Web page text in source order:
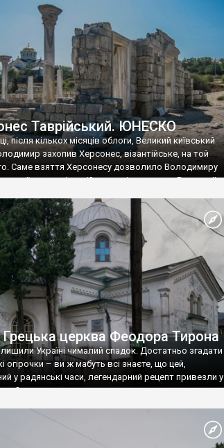
доби. Раритети викрадені з фондів об’єкту
спадщини ЮНЕСКО «Херсонеса Таврійського».
– на виставку «Золото Візантії», але експерти та
Україні вважають це лише […]
Таврійський. ЮНЕСКО
після кількох місяців облоги, Великий київський
захопив Херсонес, візантійське, на той
Саме взяття Херсонесу дозволило Володимиру
свої умови візантійському імператору Василю ІІ,
Володимир-язичник, став Василем-
А потім було Хрещення Русі. На честь
Таврійського названо місто […]
Грецька церква Феодора Тирона
Україні чималий спадок. Достатньо згадати
огірочки – ви ж мабуть всі знаєте, що цей,
у радянські часи, легендарний рецепт привезли у